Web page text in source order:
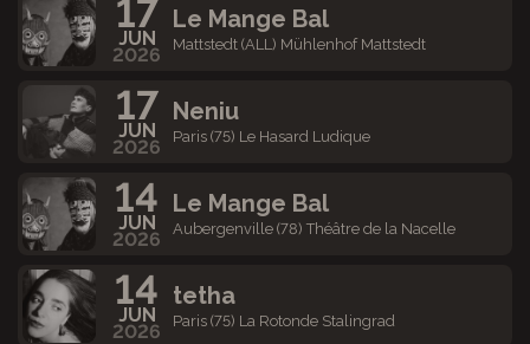
17
JUN
2026
Le Mange Bal
Mattstedt (ALL) Mühlenhof Mattstedt
17
JUN
2026
Neniu
Paris (75) Le Hasard Ludique
14
JUN
2026
Le Mange Bal
Aubergenville (78) Théâtre de la Nacelle
14
JUN
2026
tetha
Paris (75) La Rotonde Stalingrad